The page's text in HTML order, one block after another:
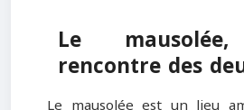
Le
rencontre des